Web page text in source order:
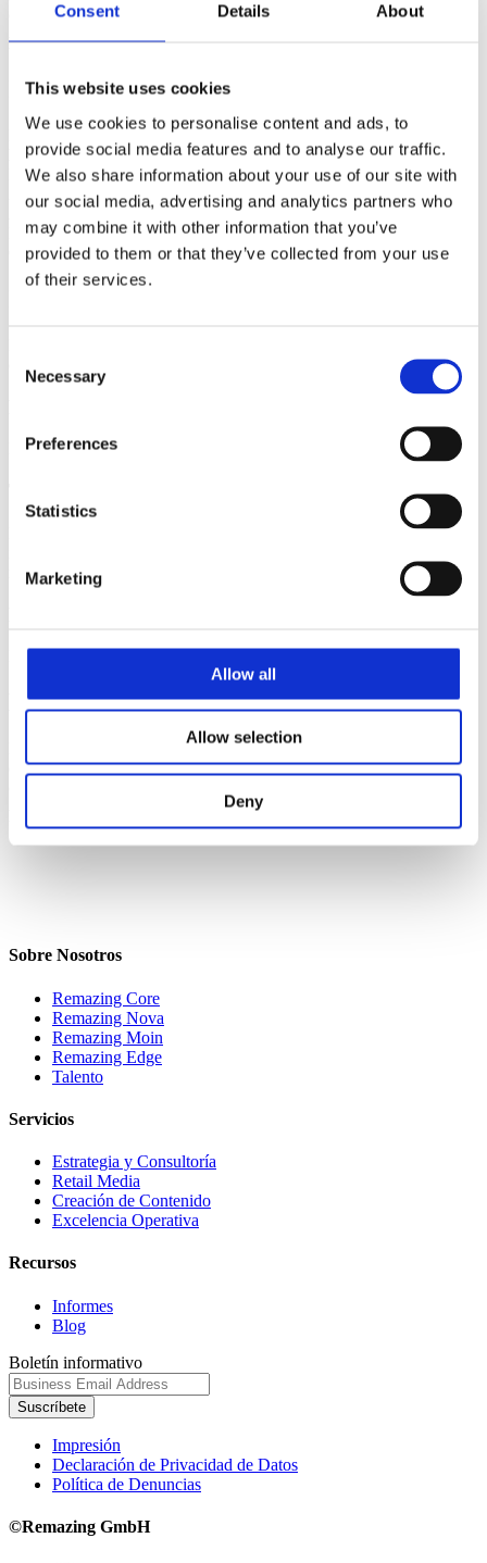
Consent Details About
This website uses cookies
We use cookies to personalise content and ads, to
provide social media features and to analyse our traffic.
We also share information about your use of our site with
our social media, advertising and analytics partners who
may combine it with other information that you’ve
provided to them or that they’ve collected from your use
of their services.
Selection
Necessary
Preferences
Statistics
Marketing
Allow all
Allow selection
Deny
(Geschäftsführer):
Hannes Detjen, Emil Beck, Sören Jeßen
Información de contacto
Puede contactarnos en la siguiente dirección y detalles de contacto:
Remazing GmbH
Brandstwiete 1
20457 Hamburgo
Alemania
Número de teléfono: +49 40 421 002 82
Correo electrónico:privacy@remazing.eu
Registro Mercantil (Handelsregister)
La persona afectada es cualquier persona física identificada o
responsable.
HRB143284
Número de identificación del IVA
Número de identificación del impuesto sobre las ventas según §27 a
de la Ley Alemana del Impuesto sobre las Ventas
Sobre Nosotros
Remazing Core
Remazing Nova
Remazing Moin
Remazing Edge
Talento
Servicios
Estrategia y Consultoría
Retail Media
Creación de Contenido
Excelencia Operativa
Recursos
Informes
Blog
Boletín informativo
Suscríbete
Impresión
Declaración de Privacidad de Datos
Política de Denuncias
©Remazing GmbH